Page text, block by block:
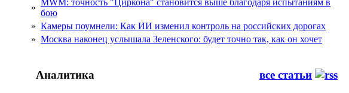
»
MWM: точность "Циркона" становится выше благодаря испытаниям в
бою
» Камеры поумнели: Как ИИ изменил контроль на российских дорогах
» Москва наконец услышала Зеленского: будет точно так, как он хочет
Аналитика все статьи